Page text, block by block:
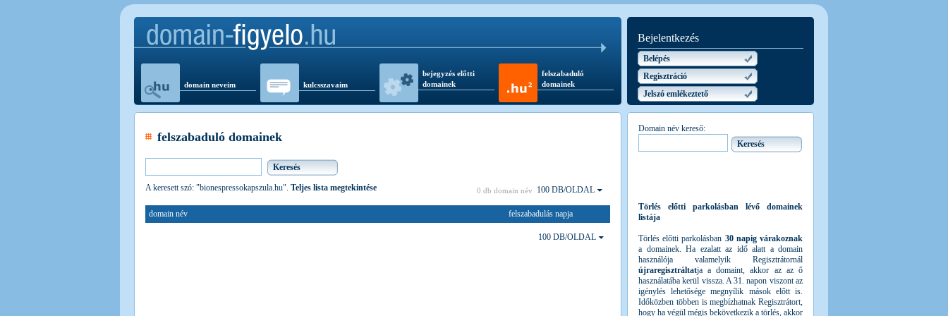
domain neveim kulcsszavaim
bejegyzés előtti
domainek
felszabaduló
domainek
Bejelentkezés
Belépés
Regisztráció
Jelszó emlékeztető
felszabaduló domainek
A keresett szó: "bionespressokapszula.hu". Teljes lista megtekintése 0 db domain név 100 DB/OLDAL
domain név felszabadulás napja
100 DB/OLDAL
Domain név kereső:
Törlés előtti parkolásban lévő domainek
listája
Törlés előtti parkolásban 30 napig várakoznak
a domainek. Ha ezalatt az idő alatt a domain
használója valamelyik Regisztrátornál
újraregisztráltatja a domaint, akkor az az ő
használatába kerül vissza. A 31. napon viszont az
igénylés lehetősége megnyílik mások előtt is.
Időközben többen is megbízhatnak Regisztrátort,
hogy ha végül mégis bekövetkezik a törlés, akkor